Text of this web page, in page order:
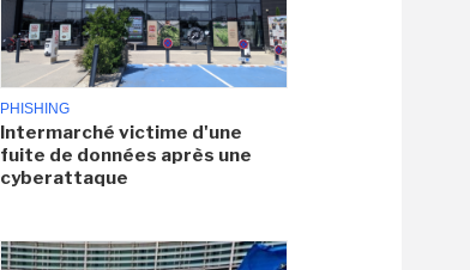
PHISHING
Intermarché victime d'une
fuite de données après une
cyberattaque